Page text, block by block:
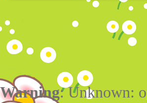
Warning: Unknown: